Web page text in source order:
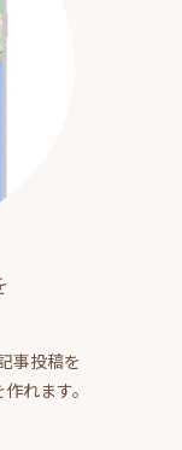
事投稿を
れます。